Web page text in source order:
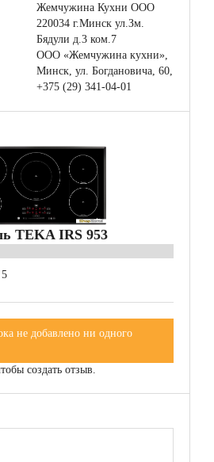
Жемчужина Кухни ООО
220034 г.Минск ул.Зм.
Бядули д.3 ком.7
ООО «Жемчужина кухни»,
Минск, ул. Богдановича, 60,
+375 (29) 341-04-01
TEKA IRS 953
5
не добавлено ни одного
создать отзыв.